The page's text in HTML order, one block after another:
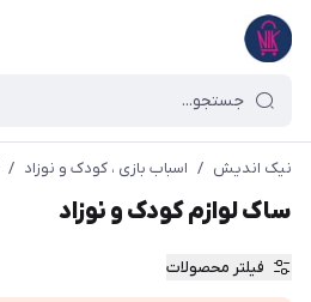
نیک اندیش / اسباب بازی ، کودک و نوزاد /
ساک لوازم کودک و نوزاد
فیلتر محصولات